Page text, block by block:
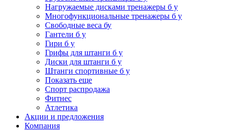
Нагружаемые дисками тренажеры б у
Многофункциональные тренажеры б у
Свободные веса бу
Гантели б у
Гири б у
Грифы для штанги б у
Диски для штанги б у
Штанги спортивные б у
Показать еще
Спорт распродажа
Фитнес
Атлетика
Акции и предложения
Компания